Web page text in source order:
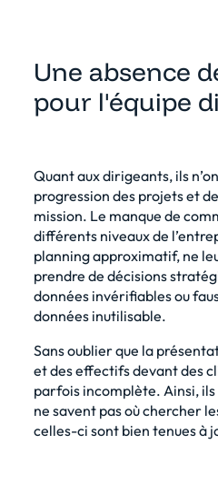
Une absence
pour l'équipe
Quant aux dirigeants, ils
progression des projets et
mission. Le manque de
différents niveaux de
planning approximatif, ne
prendre de décisions
données invérifiables ou
données inutilisable.
Sans oublier que la
et des effectifs devant des
parfois incomplète. Ainsi,
ne savent pas où chercher
celles-ci sont bien tenues à